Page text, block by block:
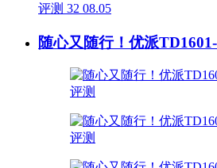
评测 32 08.05
随心又随行！优派